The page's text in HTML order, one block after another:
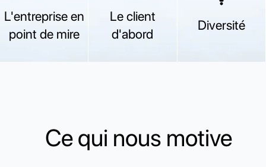
L'entreprise en
point de mire
Le client
d'abord
Diversité
Ce qui nous motive